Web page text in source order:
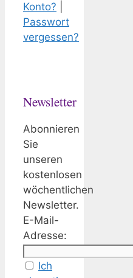
Konto?
Passwort
vergessen?
Newsletter
Abonnieren
Sie
unseren
kostenlosen
wöchentlichen
Newsletter.
E-Mail-
Adresse:
Ich